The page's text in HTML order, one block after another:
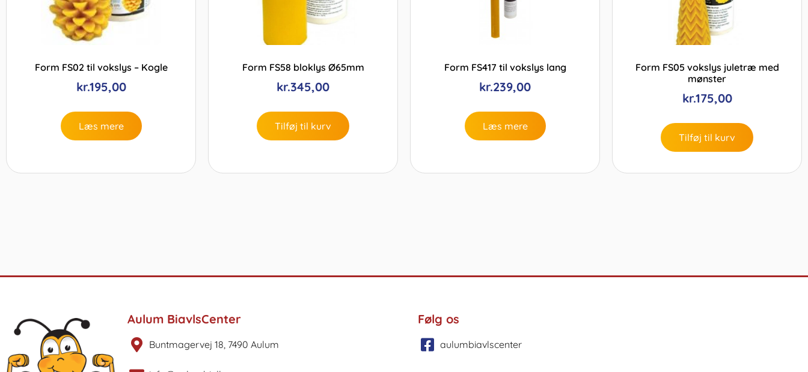
Form FS02 til vokslys – Kogle
kr.195,00
Læs mere
Form FS58 bloklys Ø65mm
kr.345,00
Tilføj til kurv
Form FS417 til vokslys lang
kr.239,00
Læs mere
Form FS05 vokslys juletræ med
mønster
kr.175,00
Tilføj til kurv
Aulum BiavlsCenter
Buntmagervej 18, 7490 Aulum
Følg os
aulumbiavlscenter